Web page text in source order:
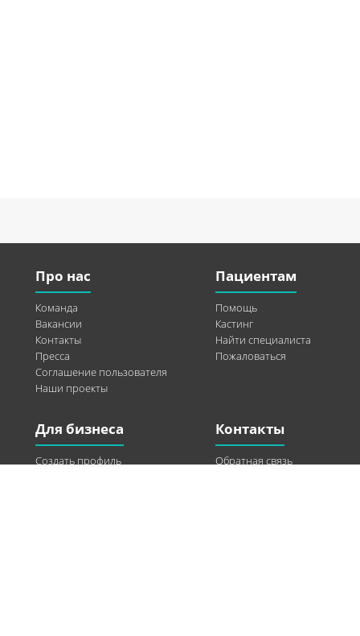
Про нас
Команда
Вакансии
Контакты
Пресса
Соглашение пользователя
Наши проекты
Пациентам
Помощь
Кастинг
Найти специалиста
Пожаловаться
Для бизнеса
Создать профиль
Контакты
Обратная связь